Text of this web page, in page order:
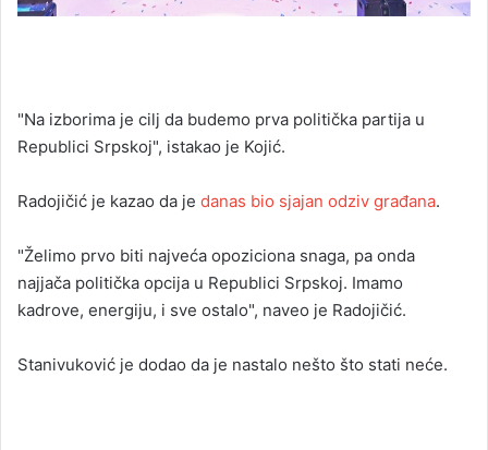
"Na izborima je cilj da budemo prva politička partija u
Republici Srpskoj", istakao je Kojić.
Radojičić je kazao da je danas bio sjajan odziv građana.
"Želimo prvo biti najveća opoziciona snaga, pa onda
najjača politička opcija u Republici Srpskoj. Imamo
kadrove, energiju, i sve ostalo", naveo je Radojičić.
Stanivuković je dodao da je nastalo nešto što stati neće.